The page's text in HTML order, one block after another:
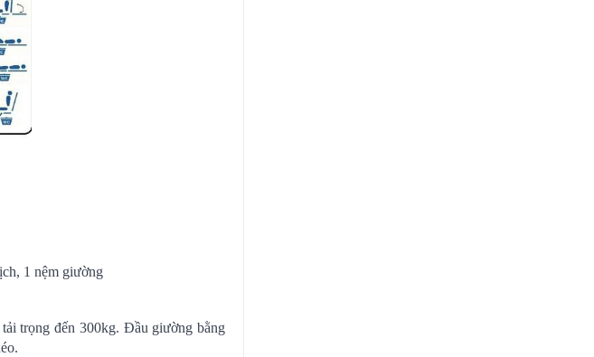
1 nệm giường
trọng đến 300kg. Đầu giường bằng